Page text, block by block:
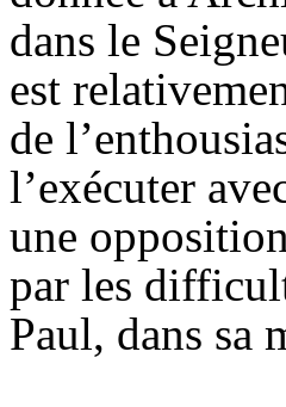
dans le
est
de
l’exécuter
une
par les
Paul, dans sa